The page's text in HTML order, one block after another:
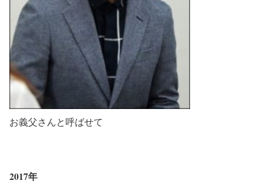
お義父さんと呼ばせて
2017年